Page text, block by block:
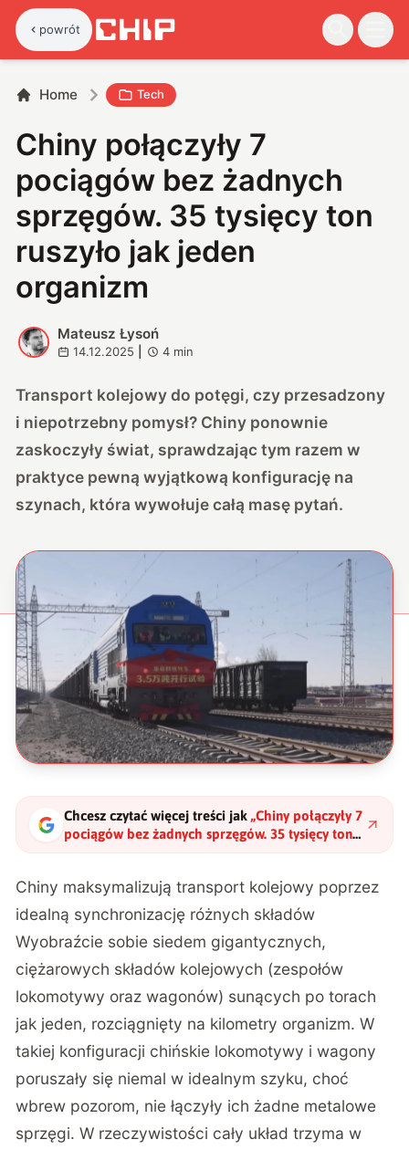
powrót
Home Tech
Chiny połączyły 7
pociągów bez żadnych
sprzęgów. 35 tysięcy ton
ruszyło jak jeden
organizm
M
Mateusz Łysoń
14.12.2025 4 min
Transport kolejowy do potęgi, czy przesadzony
i niepotrzebny pomysł? Chiny ponownie
zaskoczyły świat, sprawdzając tym razem w
praktyce pewną wyjątkową konfigurację na
szynach, która wywołuje całą masę pytań.
Chcesz czytać więcej treści jak „Chiny połączyły 7
pociągów bez żadnych sprzęgów. 35 tysięcy ton
ruszyło jak jeden organizm"?
Chiny maksymalizują transport kolejowy poprzez
idealną synchronizację różnych składów
Wyobraźcie sobie siedem gigantycznych,
ciężarowych składów kolejowych (zespołów
lokomotywy oraz wagonów) sunących po torach
jak jeden, rozciągnięty na kilometry organizm. W
takiej konfiguracji chińskie lokomotywy i wagony
poruszały się niemal w idealnym szyku, choć
wbrew pozorom, nie łączyły ich żadne metalowe
sprzęgi. W rzeczywistości cały układ trzyma w